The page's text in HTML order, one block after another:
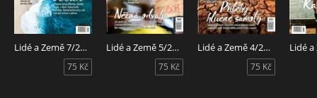
Lidé a Země 7/2026
75 Kč
Lidé a Země 5/2026
75 Kč
Lidé a Země 4/2026
75 Kč